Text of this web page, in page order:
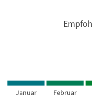
Januar Februar